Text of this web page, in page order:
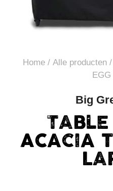
Home/ Alle producten/
Big
ACACIA